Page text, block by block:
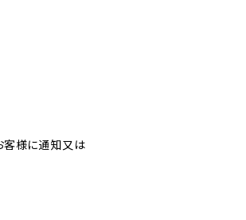
客様に通知又は